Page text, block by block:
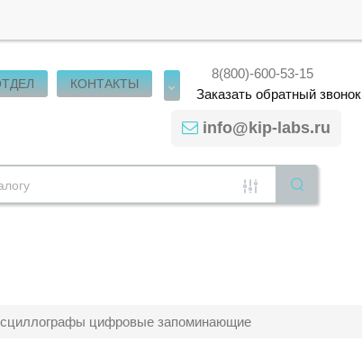
КОНТАКТЫ
8(800)-600-53-15
Заказатьобратныйзвонок
info@kip-labs.ru
цифровые запоминающие